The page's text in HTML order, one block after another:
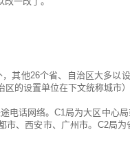
其他26个省、自治区大多以
的设置单位在下文统称城市）
电话网络。C1局为大区中心
市、西安市、广州市。C2局